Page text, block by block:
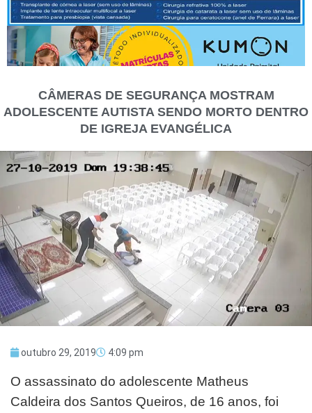
CÂMERAS DE SEGURANÇA MOSTRAM
ADOLESCENTE AUTISTA SENDO MORTO DENTRO
DE IGREJA EVANGÉLICA
outubro 29, 2019 4:09 pm
O assassinato do adolescente Matheus
Caldeira dos Santos Queiros, de 16 anos, foi